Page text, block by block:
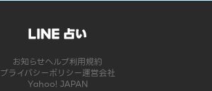
お知らせヘルプ利用規約
プライバシーポリシー運営会社
Yahoo! JAPAN